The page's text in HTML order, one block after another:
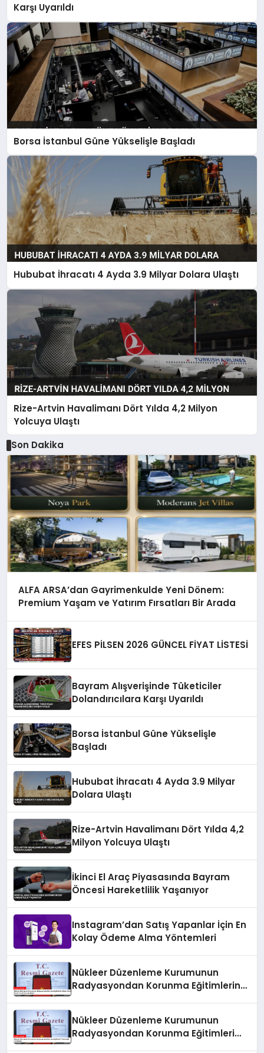
Karşı Uyarıldı
Borsa İstanbul Güne Yükselişle Başladı
Hububat İhracatı 4 Ayda 3.9 Milyar Dolara Ulaştı
Rize-Artvin Havalimanı Dört Yılda 4,2 Milyon
Yolcuya Ulaştı
Son Dakika
ALFA ARSA’dan Gayrimenkulde Yeni Dönem:
Premium Yaşam ve Yatırım Fırsatları Bir Arada
EFES PİLSEN 2026 GÜNCEL FİYAT LİSTESİ
Bayram Alışverişinde Tüketiciler
Dolandırıcılara Karşı Uyarıldı
Borsa İstanbul Güne Yükselişle
Başladı
Hububat İhracatı 4 Ayda 3.9 Milyar
Dolara Ulaştı
Rize-Artvin Havalimanı Dört Yılda 4,2
Milyon Yolcuya Ulaştı
İkinci El Araç Piyasasında Bayram
Öncesi Hareketlilik Yaşanıyor
Instagram’dan Satış Yapanlar İçin En
Kolay Ödeme Alma Yöntemleri
Nükleer Düzenleme Kurumunun
Radyasyondan Korunma Eğitimlerine
Nükleer Düzenleme Kurumunun
Radyasyondan Korunma Eğitimleri